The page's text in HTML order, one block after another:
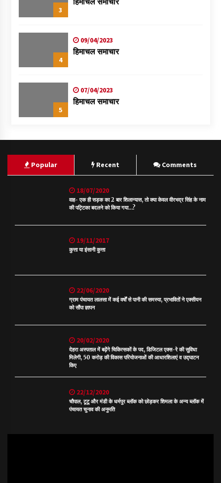
3
4
09/04/2023
हिमाचल समाचार
5
07/04/2023
हिमाचल समाचार
Popular Recent Comments
18/07/2020
वाह- एक ही सड़क का 2 बार शिलान्यास, तो क्या केवल वीरभद्र सिंह के नाम
की पट्टिका बदलने को किया गया…?
19/11/2017
कुत्ता या इंसानी कुत्ता
22/06/2020
ग्राम पंचायत लालसा में कई वर्षों से पानी की समस्या, प्रभावितों ने एक्सीयन
को सौंपा ज्ञापन
20/02/2020
देहरा अस्पताल में बढ़ेंगे चिकित्सकों के पद, डिजिटल एक्स-रे की सुविधा
मिलेगी, 50 करोड़ की विकास परियोजनाओं की आधारशिलाएं व उद्घाटन
किए
22/12/2020
चौपाल, टूटू और मंडी के धर्मपुर ब्लॉक को छोड़कर शिमला के अन्य ब्लॉक में
पंचायत चुनाव की अनुमति